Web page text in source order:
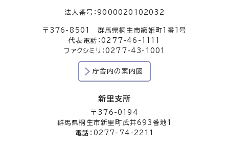
法人番号：9000020102032
〒376-8501 群馬県桐生市織姫町1番1号
代表電話：0277-46-1111
ファクシミリ：0277-43-1001
庁舎内の案内図
新里支所
〒376-0194
群馬県桐生市新里町武井693番地1
電話：0277-74-2211